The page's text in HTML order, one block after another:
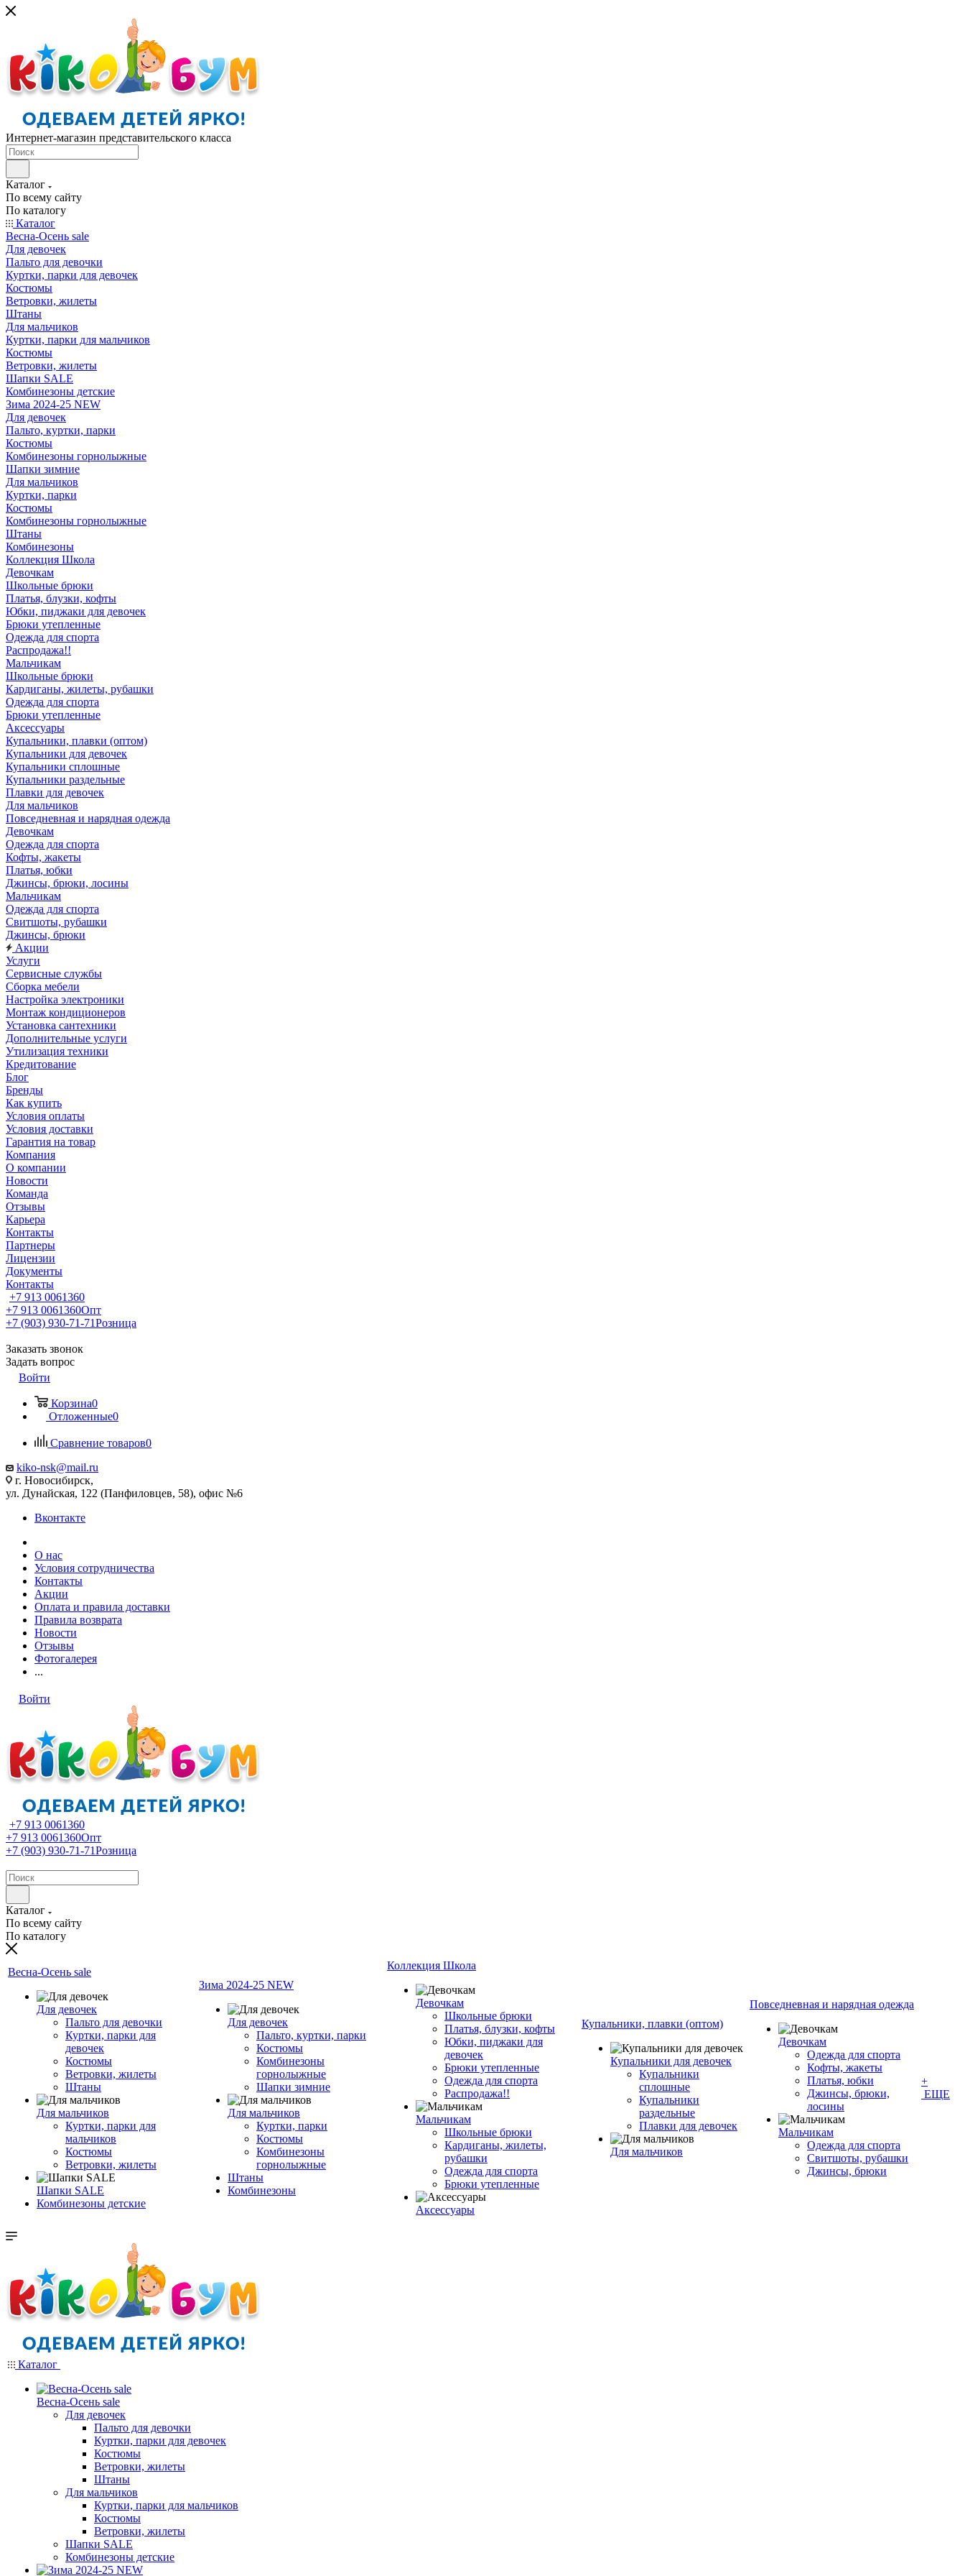
Интернет-магазин представительского класса
Каталог
По всему сайту
По каталогу
Каталог
Весна-Осень sale
Для девочек
Пальто для девочки
Куртки, парки для девочек
Костюмы
Ветровки, жилеты
Штаны
Для мальчиков
Куртки, парки для мальчиков
Костюмы
Ветровки, жилеты
Шапки SALE
Комбинезоны детские
Зима 2024-25 NEW
Для девочек
Пальто, куртки, парки
Костюмы
Комбинезоны горнолыжные
Шапки зимние
Для мальчиков
Куртки, парки
Костюмы
Комбинезоны горнолыжные
Штаны
Комбинезоны
Коллекция Школа
Девочкам
Школьные брюки
Платья, блузки, кофты
Юбки, пиджаки для девочек
Брюки утепленные
Одежда для спорта
Распродажа!!
Мальчикам
Школьные брюки
Кардиганы, жилеты, рубашки
Одежда для спорта
Брюки утепленные
Аксессуары
Купальники, плавки (оптом)
Купальники для девочек
Купальники сплошные
Купальники раздельные
Плавки для девочек
Для мальчиков
Повседневная и нарядная одежда
Девочкам
Одежда для спорта
Кофты, жакеты
Платья, юбки
Джинсы, брюки, лосины
Мальчикам
Одежда для спорта
Свитшоты, рубашки
Джинсы, брюки
Акции
Услуги
Сервисные службы
Сборка мебели
Настройка электроники
Монтаж кондиционеров
Установка сантехники
Дополнительные услуги
Утилизация техники
Кредитование
Блог
Бренды
Как купить
Условия оплаты
Условия доставки
Гарантия на товар
Компания
О компании
Новости
Команда
Отзывы
Карьера
Контакты
Партнеры
Лицензии
Документы
Контакты
+7 913 0061360
+7 913 0061360Опт
+7 (903) 930-71-71Розница
Заказать звонок
Задать вопрос
Войти
Корзина0
Отложенные0
Сравнение товаров0
kiko-nsk@mail.ru
г. Новосибирск,
ул. Дунайская, 122 (Панфиловцев, 58), офис №6
Вконтакте
О нас
Условия сотрудничества
Контакты
Акции
Оплата и правила доставки
Правила возврата
Новости
Отзывы
Фотогалерея
...
Войти
+7 913 0061360
+7 913 0061360Опт
+7 (903) 930-71-71Розница
Каталог
По всему сайту
По каталогу
Весна-Осень sale
Для девочек
Пальто для девочки
Куртки, парки для
девочек
Костюмы
Ветровки, жилеты
Штаны
Для мальчиков
Куртки, парки для
мальчиков
Костюмы
Ветровки, жилеты
Шапки SALE
Комбинезоны детские
Зима 2024-25 NEW
Для девочек
Пальто, куртки, парки
Костюмы
Комбинезоны
горнолыжные
Шапки зимние
Для мальчиков
Куртки, парки
Костюмы
Комбинезоны
горнолыжные
Штаны
Комбинезоны
Коллекция Школа
Девочкам
Школьные брюки
Платья, блузки, кофты
Юбки, пиджаки для
девочек
Брюки утепленные
Одежда для спорта
Распродажа!!
Мальчикам
Школьные брюки
Кардиганы, жилеты,
рубашки
Одежда для спорта
Брюки утепленные
Аксессуары
Купальники, плавки (оптом)
Купальники для девочек
Купальники
сплошные
Купальники
раздельные
Плавки для девочек
Для мальчиков
Повседневная и нарядная одежда
Девочкам
Одежда для спорта
Кофты, жакеты
Платья, юбки
Джинсы, брюки,
лосины
Мальчикам
Одежда для спорта
Свитшоты, рубашки
Джинсы, брюки
+
ЕЩЕ
Каталог
Весна-Осень sale
Для девочек
Пальто для девочки
Куртки, парки для девочек
Костюмы
Ветровки, жилеты
Штаны
Для мальчиков
Куртки, парки для мальчиков
Костюмы
Ветровки, жилеты
Шапки SALE
Комбинезоны детские